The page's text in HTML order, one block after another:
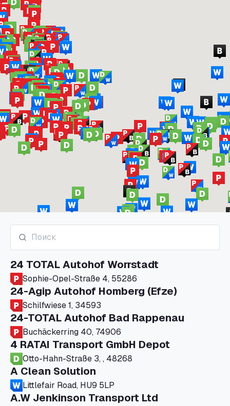
24 TOTAL Autohof Worrstadt
Sophie-Opel-Straße 4, 55286
24-Agip Autohof Homberg (Efze)
Schilfwiese 1, 34593
24-TOTAL Autohof Bad Rappenau
Buchäckerring 40, 74906
4 RATAI Transport GmbH Depot
Otto-Hahn-Straße 3, , 48268
A Clean Solution
Littlefair Road, HU9 5LP
A.W Jenkinson Transport Ltd